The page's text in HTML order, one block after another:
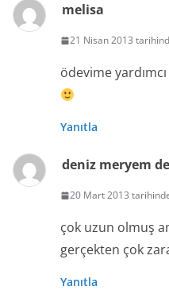
melisa
21 Nisan 2013
ödevime
Yanıtla
deniz meryem
20 Mart 2013
çok uzun olmuş
gerçekten çok
Yanıtla